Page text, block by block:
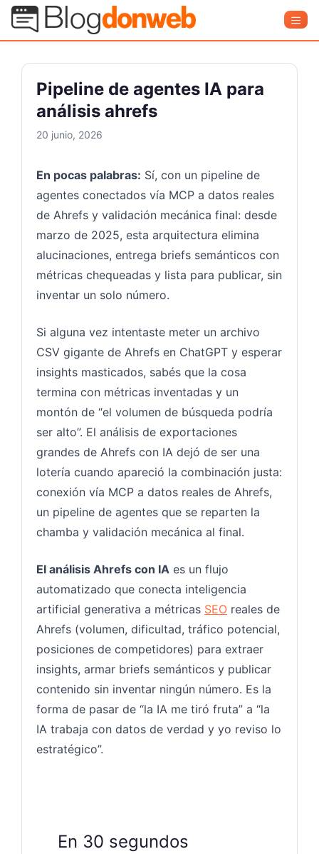
Saltar
contenido
Blog Donweb
Pipeline de agentes IA para
análisis ahrefs
20 junio, 2026
En pocas palabras: Sí, con un pipeline de
agentes conectados vía MCP a datos reales
de Ahrefs y validación mecánica final: desde
marzo de 2025, esta arquitectura elimina
alucinaciones, entrega briefs semánticos con
métricas chequeadas y lista para publicar, sin
inventar un solo número.
Si alguna vez intentaste meter un archivo
CSV gigante de Ahrefs en ChatGPT y esperar
insights masticados, sabés que la cosa
termina con métricas inventadas y un
montón de “el volumen de búsqueda podría
ser alto”. El análisis de exportaciones
grandes de Ahrefs con IA dejó de ser una
lotería cuando apareció la combinación justa:
conexión vía MCP a datos reales de Ahrefs,
un pipeline de agentes que se reparten la
chamba y validación mecánica al final.
El análisis Ahrefs con IA es un flujo
automatizado que conecta inteligencia
artificial generativa a métricas SEO reales de
Ahrefs (volumen, dificultad, tráfico potencial,
posiciones de competidores) para extraer
insights, armar briefs semánticos y publicar
contenido sin inventar ningún número. Es la
forma de pasar de “la IA me tiró fruta” a “la
IA trabaja con datos de verdad y yo reviso lo
estratégico”.
En 30 segundos